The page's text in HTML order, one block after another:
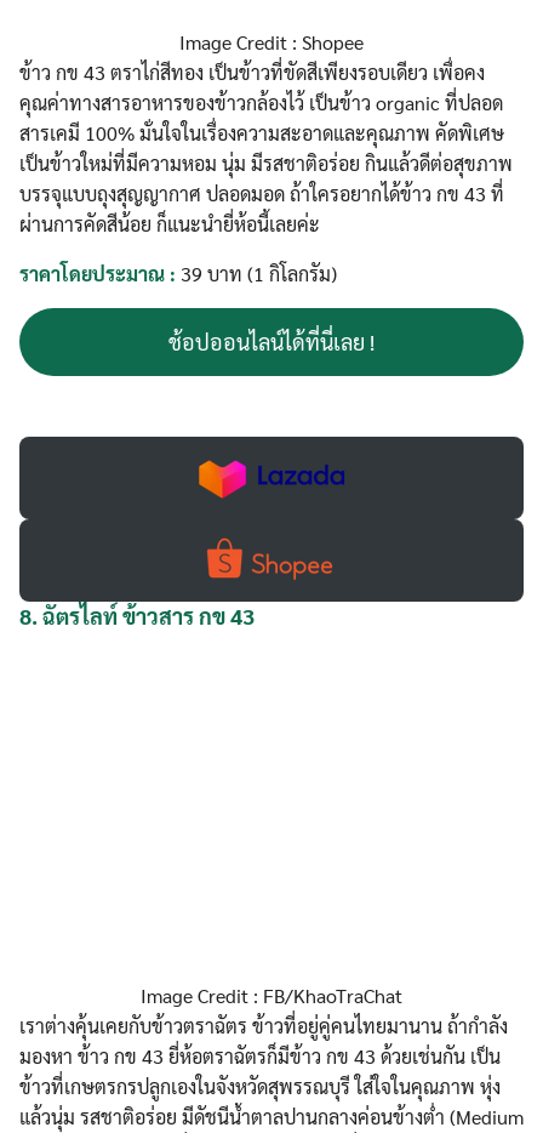
Image Credit : Shopee
ข้าว กข 43 ตราไก่สีทอง เป็นข้าวที่ขัดสีเพียงรอบเดียว เพื่อคง
คุณค่าทางสารอาหารของข้าวกล้องไว้ เป็นข้าว organic ที่ปลอด
สารเคมี 100% มั่นใจในเรื่องความสะอาดและคุณภาพ คัดพิเศษ
เป็นข้าวใหม่ที่มีความหอม นุ่ม มีรสชาติอร่อย กินแล้วดีต่อสุขภาพ
บรรจุแบบถุงสุญญากาศ ปลอดมอด ถ้าใครอยากได้ข้าว กข 43 ที่
ผ่านการคัดสีน้อย ก็แนะนำยี่ห้อนี้เลยค่ะ
ราคาโดยประมาณ : 39 บาท (1 กิโลกรัม)
ช้อปออนไลน์ได้ที่นี่เลย !
8. ฉัตรไลท์ ข้าวสาร กข 43
Image Credit : FB/KhaoTraChat
เราต่างคุ้นเคยกับข้าวตราฉัตร ข้าวที่อยู่คู่คนไทยมานาน ถ้ากำลัง
มองหา ข้าว กข 43 ยี่ห้อตราฉัตรก็มีข้าว กข 43 ด้วยเช่นกัน เป็น
ข้าวที่เกษตรกรปลูกเองในจังหวัดสุพรรณบุรี ใส่ใจในคุณภาพ หุ่ง
แล้วนุ่ม รสชาติอร่อย มีดัชนีน้ำตาลปานกลางค่อนข้างต่ำ (Medium